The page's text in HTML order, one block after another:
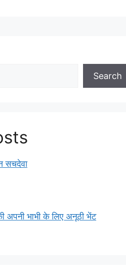
Search
सचदेवा
अपनी भाभी के लिए अनूठी भेंट